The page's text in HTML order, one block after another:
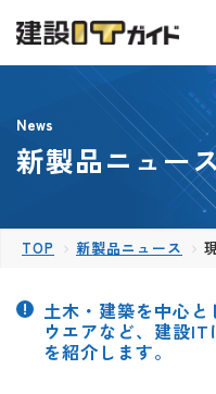
News
新製品ニュー
TOP 新製品ニュース
土木・建築を中心
ウエアなど、建設
を紹介します。